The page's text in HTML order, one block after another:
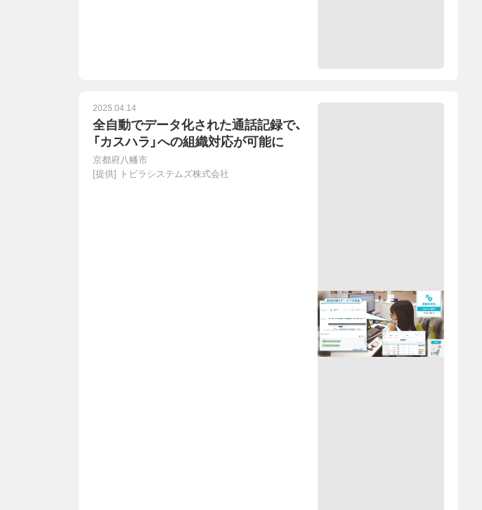
2025.04.14
全自動でデータ化された通話記録で、
「カスハラ」への組織対応が可能に
京都府八幡市
[提供]
トビラシステムズ株式会社